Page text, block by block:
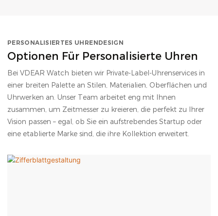
PERSONALISIERTES UHRENDESIGN
Optionen Für Personalisierte Uhren
Bei VDEAR Watch bieten wir Private-Label-Uhrenservices in
einer breiten Palette an Stilen, Materialien, Oberflächen und
Uhrwerken an. Unser Team arbeitet eng mit Ihnen
zusammen, um Zeitmesser zu kreieren, die perfekt zu Ihrer
Vision passen – egal, ob Sie ein aufstrebendes Startup oder
eine etablierte Marke sind, die ihre Kollektion erweitert.